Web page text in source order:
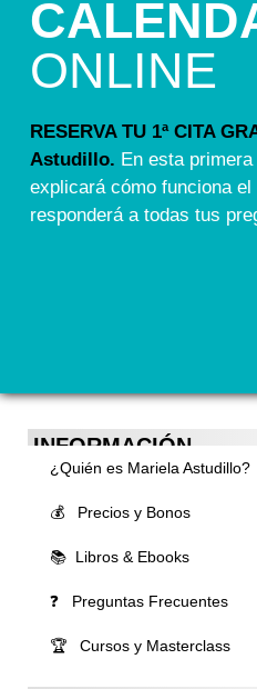
ONLINE
RESERVA TU 1ª CITA
Astudillo. En esta
explicará cómo funciona
responderá a todas tus
INFORMACIÓN
¿Quién es Mariela Astudillo?
💰 Precios y Bonos
📚 Libros & Ebooks
❓ Preguntas Frecuentes
🏆 Cursos y Masterclass